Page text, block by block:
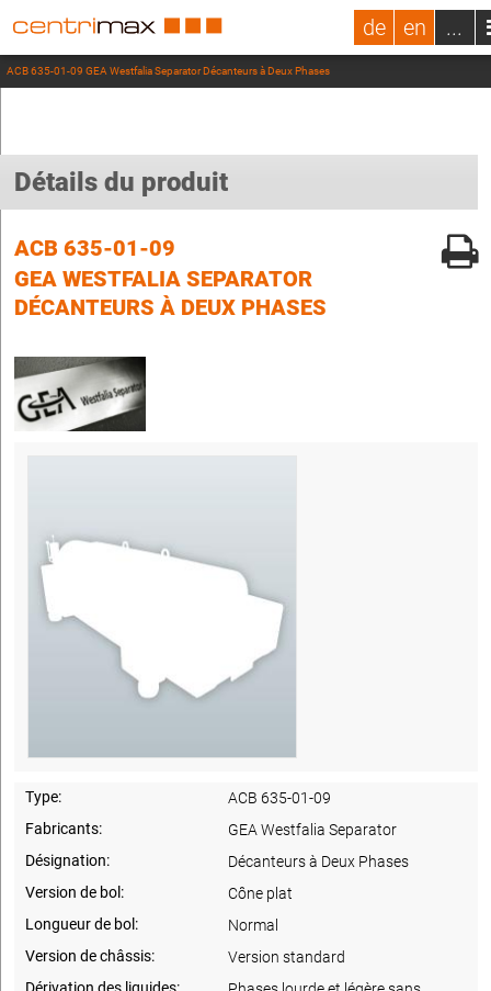
de en ...
ACB 635-01-09 GEA Westfalia Separator Décanteurs à Deux Phases
Détails du produit
ACB 635-01-09
GEA WESTFALIA SEPARATOR
DÉCANTEURS À DEUX PHASES
Type:
ACB 635-01-09
Fabricants:
GEA Westfalia Separator
Désignation:
Décanteurs à Deux Phases
Version de bol:
Cône plat
Longueur de bol:
Normal
Version de châssis:
Version standard